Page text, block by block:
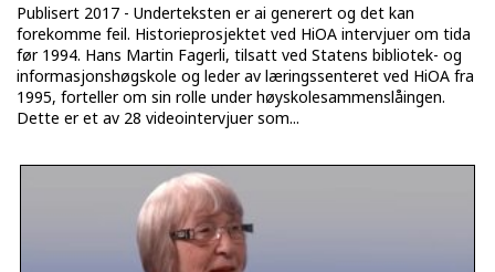
Publisert 2017 - Underteksten er ai generert og det kan
forekomme feil. Historieprosjektet ved HiOA intervjuer om tida
før 1994. Hans Martin Fagerli, tilsatt ved Statens bibliotek- og
informasjonshøgskole og leder av læringssenteret ved HiOA fra
1995, forteller om sin rolle under høyskolesammenslåingen.
Dette er et av 28 videointervjuer som...